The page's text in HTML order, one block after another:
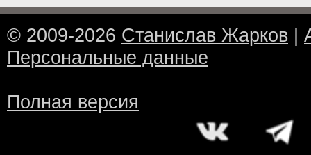
© 2009-2026 Станислав Жарков |
Персональные данные
Полная версия